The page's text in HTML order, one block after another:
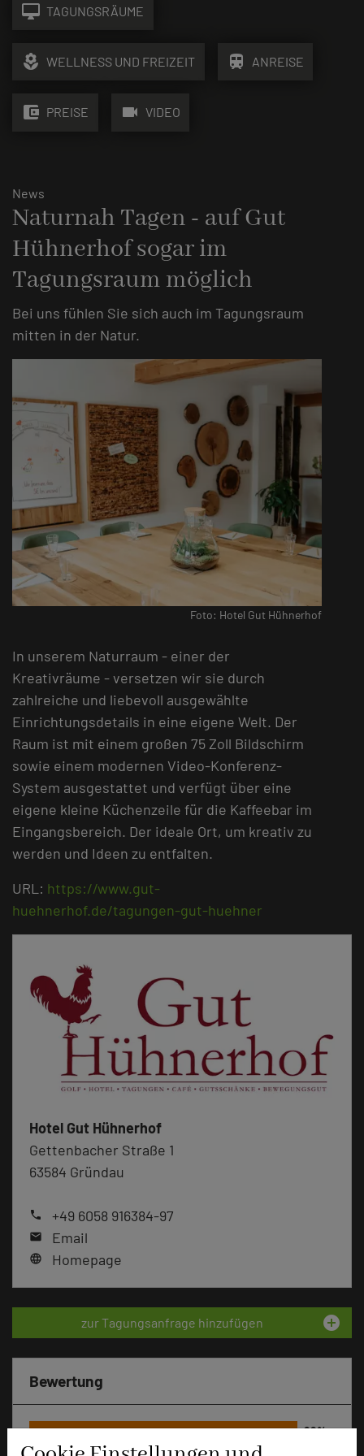
desktop_mac TAGUNGSRÄUME
local_florist WELLNESS UND FREIZEIT train ANREISE
account_balance_wallet PREISE videocam VIDEO
News
Naturnah Tagen - auf Gut
Hühnerhof sogar im
Tagungsraum möglich
Bei uns fühlen Sie sich auch im Tagungsraum
mitten in der Natur.
Foto: Hotel Gut Hühnerhof
In unserem Naturraum - einer der
Kreativräume - versetzen wir sie durch
zahlreiche und liebevoll ausgewählte
Einrichtungsdetails in eine eigene Welt. Der
Raum ist mit einem großen 75 Zoll Bildschirm
sowie einem modernen Video-Konferenz-
System ausgestattet und verfügt über eine
eigene kleine Küchenzeile für die Kaffeebar im
Eingangsbereich. Der ideale Ort, um kreativ zu
werden und Ideen zu entfalten.
URL: https://www.gut-
huehnerhof.de/tagungen-gut-huehner
Hotel Gut Hühnerhof
Gettenbacher Straße 1
63584 Gründau
phone +49 6058 916384-97
mail Email
language Homepage
zur Tagungsanfrage hinzufügen add_circle
Bewertung
Tagungsplaner